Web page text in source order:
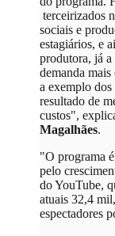
terceirizados
sociais e
estagiários, e
produtora, já a
demanda
a exemplo
resultado de
custos",
Magalhães.
"O programa
pelo
do YouTube,
atuais 32,4
espectadores